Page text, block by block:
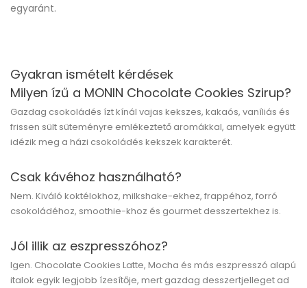
egyaránt.
Gyakran ismételt kérdések
Milyen ízű a MONIN Chocolate Cookies Szirup?
Gazdag csokoládés ízt kínál vajas kekszes, kakaós, vaníliás és
frissen sült süteményre emlékeztető aromákkal, amelyek együtt
idézik meg a házi csokoládés kekszek karakterét.
Csak kávéhoz használható?
Nem. Kiváló koktélokhoz, milkshake-ekhez, frappéhoz, forró
csokoládéhoz, smoothie-khoz és gourmet desszertekhez is.
Jól illik az eszpresszóhoz?
Igen. Chocolate Cookies Latte, Mocha és más eszpresszó alapú
italok egyik legjobb ízesítője, mert gazdag desszertjelleget ad